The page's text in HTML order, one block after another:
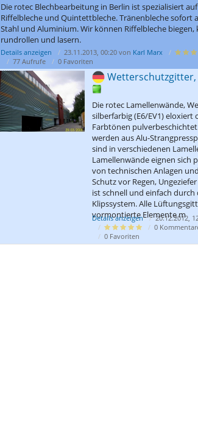
Die rotec Blechbearbeitung in Berlin ist spezialisiert
Riffelbleche und Quintettbleche. Tränenbleche sofort
Stahl und Aluminium. Wir können Riffelbleche biegen,
rundrollen und lasern.
Details anzeigen 23.11.2013, 00:20 von Karl Marx
77 Aufrufe
0 Favoriten
Die rotec Lamellenwände,
silberfarbig (E6/EV1) eloxiert
Farbtönen
werden aus Alu-
sind in verschiedenen
Lamellenwände eignen sich
von technischen Anlagen
Schutz vor Regen,
ist schnell und einfach durch
Klipssystem. Alle
vormontierte Elemente m
Details anzeigen 20.12.2012,
0
0 Favoriten